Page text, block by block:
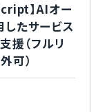
】AIオー
したサービス
援（フルリ
可）